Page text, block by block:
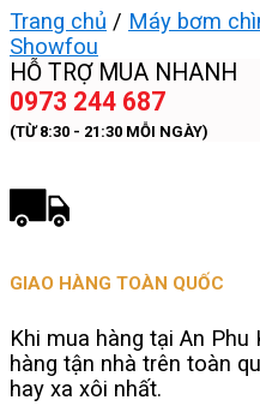
Trang chủ / Máy bơm
Showfou
HỖ TRỢ MUA NHANH
0973 244 687
(TỪ 8:30 - 21:30 MỖI NGÀY)
GIAO HÀNG TOÀN QUỐC
Khi mua hàng tại An
hàng tận nhà trên toàn
hay xa xôi nhất.